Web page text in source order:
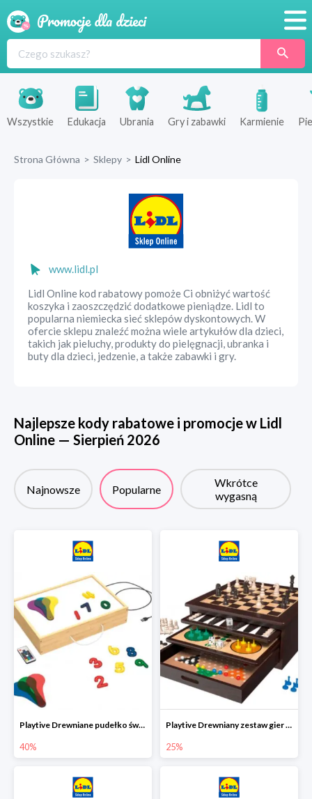
Produkty
Sklepy
Wszystkie Edukacja Ubrania Gry i zabawki Karmienie
Strona Główna > Sklepy > Lidl Online
www.lidl.pl
Lidl Online kod rabatowy pomoże Ci obniżyć wartość
koszyka i zaoszczędzić dodatkowe pieniądze. Lidl to
popularna niemiecka sieć sklepów dyskontowych. W
ofercie sklepu znaleźć można wiele artykułów dla dzieci,
takich jak pieluchy, produkty do pielęgnacji, ubranka i
buty dla dzieci, jedzenie, a także zabawki i gry.
Najlepsze kody rabatowe i promocje w Lidl
Online — Sierpień 2026
Najnowsze Popularne
Wkrótce
wygasną
Playtive Drewniane pudełko świetlne MONTESSORI
40%
Playtive Drewniany zestaw gier 10 w 1
25%